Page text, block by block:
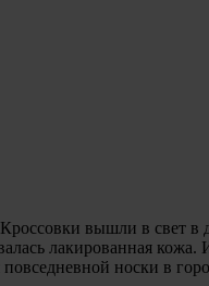
вышли в свет
лакированная
носки в